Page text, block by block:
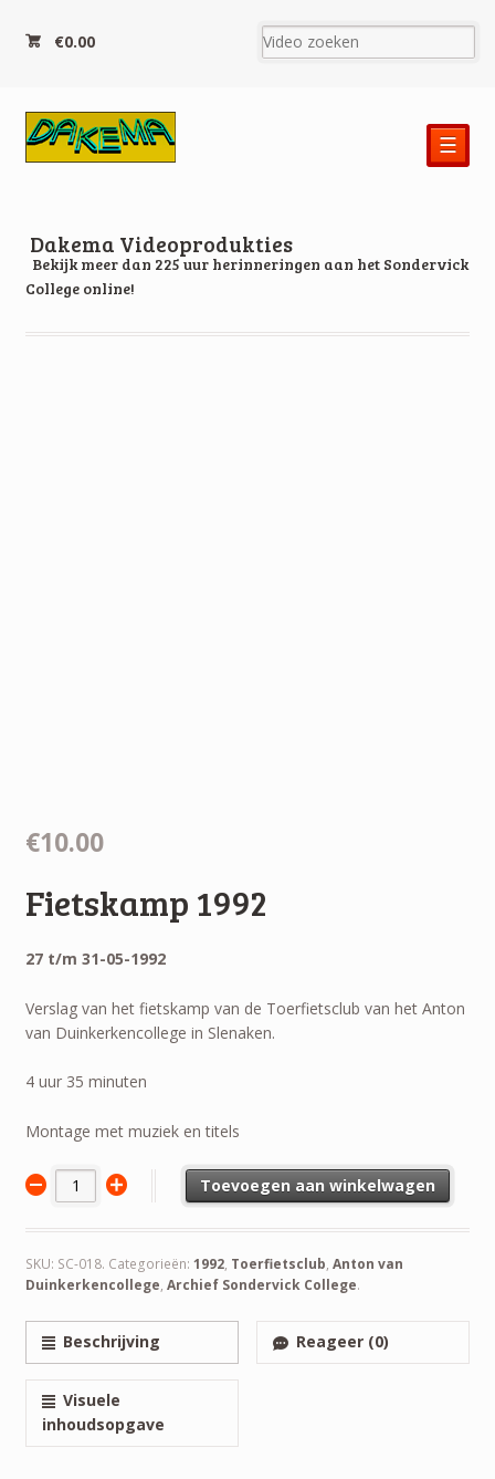
€0.00
☰
Dakema Videoprodukties
Bekijk meer dan 225 uur herinneringen aan het Sondervick
College online!
€10.00
Fietskamp 1992
27 t/m 31-05-1992
Verslag van het fietskamp van de Toerfietsclub van het Anton
van Duinkerkencollege in Slenaken.
4 uur 35 minuten
Montage met muziek en titels
Toevoegen aan winkelwagen
SKU: SC-018. Categorieën: 1992, Toerfietsclub, Anton van
Duinkerkencollege, Archief Sondervick College.
Beschrijving Reageer (0)
Visuele
inhoudsopgave